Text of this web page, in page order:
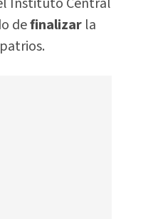
definalizar la